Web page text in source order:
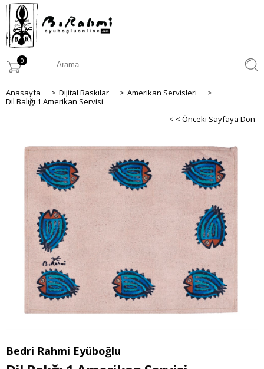
0
Anasayfa > Dijital Baskılar > Amerikan Servisleri
>
Dil Balığı 1 Amerikan Servisi
< < Önceki Sayfaya Dön
Bedri Rahmi Eyüboğlu